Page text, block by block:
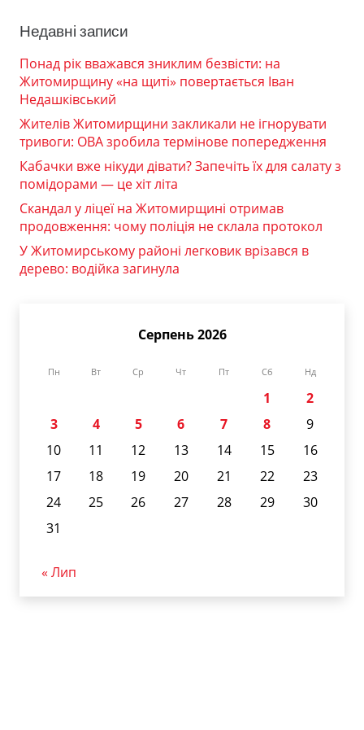
Недавні записи
Понад рік вважався зниклим безвісти: на
Житомирщину «на щиті» повертається Іван
Недашківський
Жителів Житомирщини закликали не ігнорувати
тривоги: ОВА зробила термінове попередження
Кабачки вже нікуди дівати? Запечіть їх для салату з
помідорами — це хіт літа
Скандал у ліцеї на Житомирщині отримав
продовження: чому поліція не склала протокол
У Житомирському районі легковик врізався в
дерево: водійка загинула
Серпень 2026
Пн Вт Ср Чт Пт Сб Нд
1
2
3
4 5 6 7 8
9
10
11 12 13 14 15
16
17
18 19 20 21 22
23
24
25 26 27 28 29
30
31
« Лип